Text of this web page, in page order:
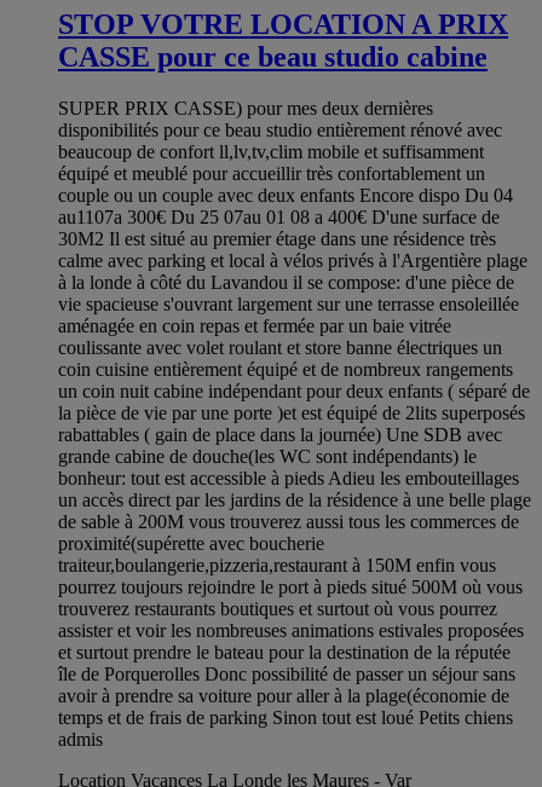
STOP VOTRE LOCATION A PRIX
CASSE pour ce beau studio cabine
SUPER PRIX CASSE) pour mes deux dernières
disponibilités pour ce beau studio entièrement rénové avec
beaucoup de confort ll,lv,tv,clim mobile et suffisamment
équipé et meublé pour accueillir très confortablement un
couple ou un couple avec deux enfants Encore dispo Du 04
au1107a 300€ Du 25 07au 01 08 a 400€ D'une surface de
30M2 Il est situé au premier étage dans une résidence très
calme avec parking et local à vélos privés à l'Argentière plage
à la londe à côté du Lavandou il se compose: d'une pièce de
vie spacieuse s'ouvrant largement sur une terrasse ensoleillée
aménagée en coin repas et fermée par un baie vitrée
coulissante avec volet roulant et store banne électriques un
coin cuisine entièrement équipé et de nombreux rangements
un coin nuit cabine indépendant pour deux enfants ( séparé de
la pièce de vie par une porte )et est équipé de 2lits superposés
rabattables ( gain de place dans la journée) Une SDB avec
grande cabine de douche(les WC sont indépendants) le
bonheur: tout est accessible à pieds Adieu les embouteillages
un accès direct par les jardins de la résidence à une belle plage
de sable à 200M vous trouverez aussi tous les commerces de
proximité(supérette avec boucherie
traiteur,boulangerie,pizzeria,restaurant à 150M enfin vous
pourrez toujours rejoindre le port à pieds situé 500M où vous
trouverez restaurants boutiques et surtout où vous pourrez
assister et voir les nombreuses animations estivales proposées
et surtout prendre le bateau pour la destination de la réputée
île de Porquerolles Donc possibilité de passer un séjour sans
avoir à prendre sa voiture pour aller à la plage(économie de
temps et de frais de parking Sinon tout est loué Petits chiens
admis
Location Vacances La Londe les Maures - Var